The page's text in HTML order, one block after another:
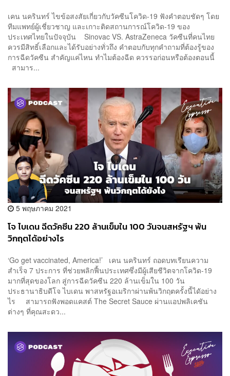
เคน นครินทร์ ไขข้อสงสัยเกี่ยวกับวัคซีนโควิด-19 ฟังคำตอบชัดๆ โดย
ทีมแพทย์ผู้เชี่ยวชาญ และเกาะติดสถานการณ์โควิด-19 ของ
ประเทศไทยในปัจจุบัน Sinovac VS. AstraZeneca วัคซีนที่คนไทย
ควรมีสิทธิ์เลือกและได้รับอย่างทั่วถึง คำตอบกับทุกคำถามที่ต้องรู้ของ
การฉีดวัคซีน สำคัญแค่ไหน ทำไมต้องฉีด ควรรอก่อนหรือต้องตอนนี้
สามาร...
5 พฤษภาคม 2021
โจ ไบเดน ฉีดวัคซีน 220 ล้านเข็มใน 100 วันจนสหรัฐฯ พ้น
วิกฤตได้อย่างไร
‘Go get vaccinated, America!’ เคน นครินทร์ ถอดบทเรียนความ
สำเร็จ 7 ประการ ที่ช่วยพลิกฟื้นประเทศซึ่งมีผู้เสียชีวิตจากโควิด-19
มากที่สุดของโลก สู่การฉีดวัคซีน 220 ล้านเข็มใน 100 วัน
ประธานาธิบดีโจ ไบเดน พาสหรัฐอเมริกาผ่านพ้นวิกฤตครั้งนี้ไดัอย่าง
ไร สามารถฟังพอดแคสต์ The Secret Sauce ผ่านแอปพลิเคชัน
ต่างๆ ที่คุณสะดว...